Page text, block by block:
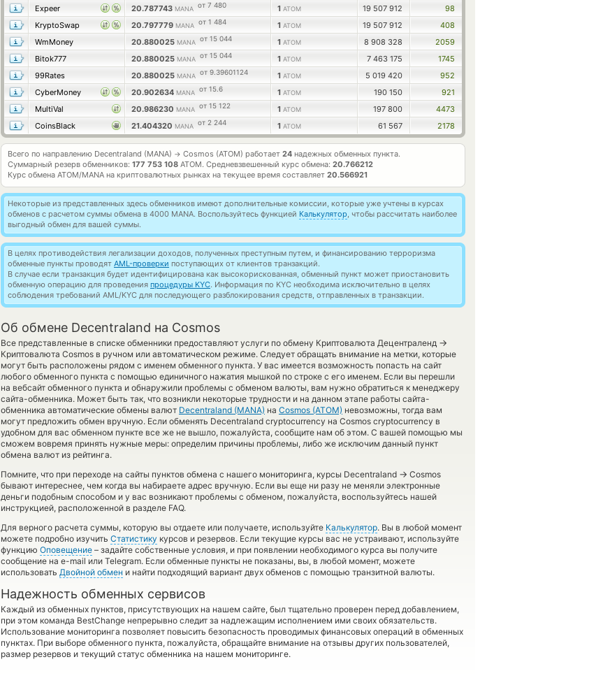
Expeer
20.787743 MANA от 7 480 1 ATOM 19 507 912
98
KryptoSwap
20.797779 MANA от 1 484 1 ATOM 19 507 912
408
WmMoney
20.880025 MANA от 15 044 1 ATOM 8 908 328
2059
Bitok777
20.880025 MANA от 15 044 1 ATOM 7 463 175
1745
99Rates
20.880025 MANA от 9.39601124 1 ATOM 5 019 420
952
CyberMoney
20.902634 MANA от 15.6 1 ATOM 190 150
921
MultiVal
20.986230 MANA от 15 122 1 ATOM 197 800
4473
CoinsBlack
21.404320 MANA от 2 244 1 ATOM 61 567 2178
Всего по направлению Decentraland (MANA) → Cosmos (ATOM) работает 24 надежных обменных пункта.
Суммарный резерв обменников: 177 753 108 ATOM. Средневзвешенный курс обмена: 20.766212
Курс обмена ATOM/MANA на криптовалютных рынках на текущее время составляет 20.566921
Некоторые из представленных здесь обменников имеют дополнительные комиссии, которые уже учтены в курсах
обменов с расчетом суммы обмена в 4000 MANA. Воспользуйтесь функцией Калькулятор, чтобы рассчитать наиболее
выгодный обмен для вашей суммы.
В целях противодействия легализации доходов, полученных преступным путем, и финансированию терроризма
обменные пункты проводят AML-проверки поступающих от клиентов транзакций.
В случае если транзакция будет идентифицирована как высокорискованная, обменный пункт может приостановить
обменную операцию для проведения процедуры KYC. Информация по KYC необходима исключительно в целях
соблюдения требований AML/KYC для последующего разблокирования средств, отправленных в транзакции.
Об обмене Decentraland на Cosmos
Все представленные в списке обменники предоставляют услуги по обмену Криптовалюта Децентраленд →
Криптовалюта Cosmos в ручном или автоматическом режиме. Следует обращать внимание на метки, которые
могут быть расположены рядом с именем обменного пункта. У вас имеется возможность попасть на сайт
любого обменного пункта с помощью единичного нажатия мышкой по строке с его именем. Если вы перешли
на вебсайт обменного пункта и обнаружили проблемы с обменом валюты, вам нужно обратиться к менеджеру
сайта-обменника. Может быть так, что возникли некоторые трудности и на данном этапе работы сайта-
обменника автоматические обмены валют Decentraland (MANA) на Cosmos (ATOM) невозможны, тогда вам
могут предложить обмен вручную. Если обменять Decentraland cryptocurrency на Cosmos cryptocurrency в
удобном для вас обменном пункте все же не вышло, пожалуйста, сообщите нам об этом. С вашей помощью мы
сможем вовремя принять нужные меры: определим причины проблемы, либо же исключим данный пункт
обмена валют из рейтинга.
Помните, что при переходе на сайты пунктов обмена с нашего мониторинга, курсы Decentraland → Cosmos
бывают интереснее, чем когда вы набираете адрес вручную. Если вы еще ни разу не меняли электронные
деньги подобным способом и у вас возникают проблемы с обменом, пожалуйста, воспользуйтесь нашей
инструкцией, расположенной в разделе FAQ.
Для верного расчета суммы, которую вы отдаете или получаете, используйте Калькулятор. Вы в любой момент
можете подробно изучить Статистику курсов и резервов. Если текущие курсы вас не устраивают, используйте
функцию Оповещение – задайте собственные условия, и при появлении необходимого курса вы получите
сообщение на e-mail или Telegram. Если обменные пункты не показаны, вы, в любой момент, можете
использовать Двойной обмен и найти подходящий вариант двух обменов с помощью транзитной валюты.
Надежность обменных сервисов
Каждый из обменных пунктов, присутствующих на нашем сайте, был тщательно проверен перед добавлением,
при этом команда BestChange непрерывно следит за надлежащим исполнением ими своих обязательств.
Использование мониторинга позволяет повысить безопасность проводимых финансовых операций в обменных
пунктах. При выборе обменного пункта, пожалуйста, обращайте внимание на отзывы других пользователей,
размер резервов и текущий статус обменника на нашем мониторинге.